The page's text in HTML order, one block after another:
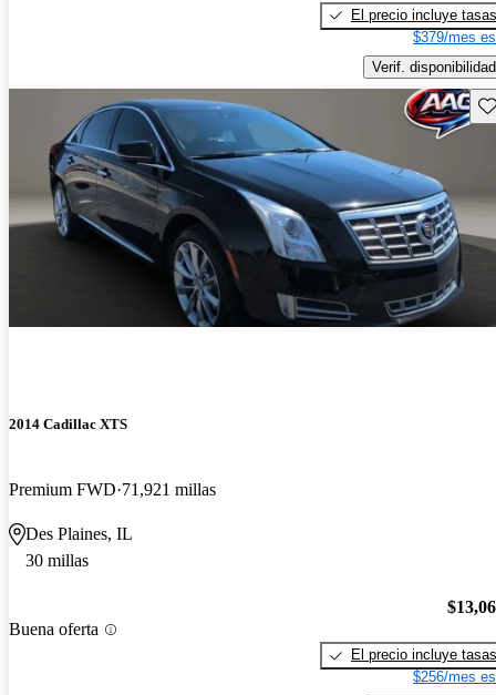
El precio incluye tasas
$379/mes
Verif. disponibilidad
2014 Cadillac XTS
Premium FWD 71,921 millas
Des Plaines, IL
30 millas
Buena oferta
El precio incluye tasas
$256/mes